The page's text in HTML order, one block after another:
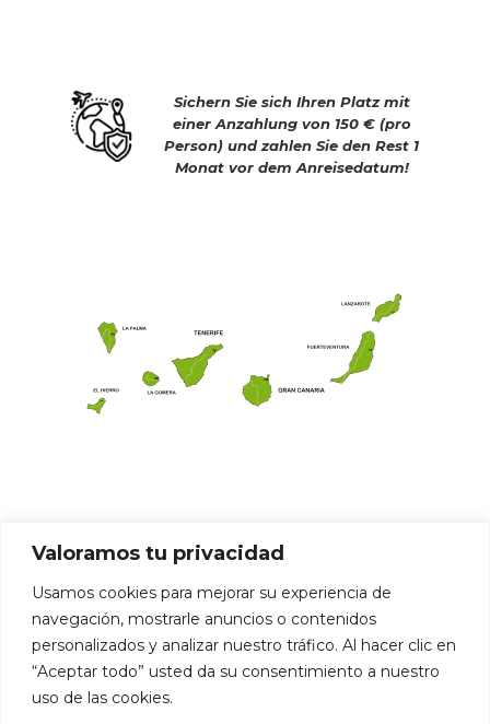
Valoramos tu privacidad
Usamos cookies para mejorar su experiencia de
navegación, mostrarle anuncios o contenidos
personalizados y analizar nuestro tráfico. Al hacer clic en
“Aceptar todo” usted da su consentimiento a nuestro
uso de las cookies.
Sichern Sie sich Ihren Platz mit
einer Anzahlung von 150 € (pro
Person) und zahlen Sie den Rest 1
Monat vor dem Anreisedatum!